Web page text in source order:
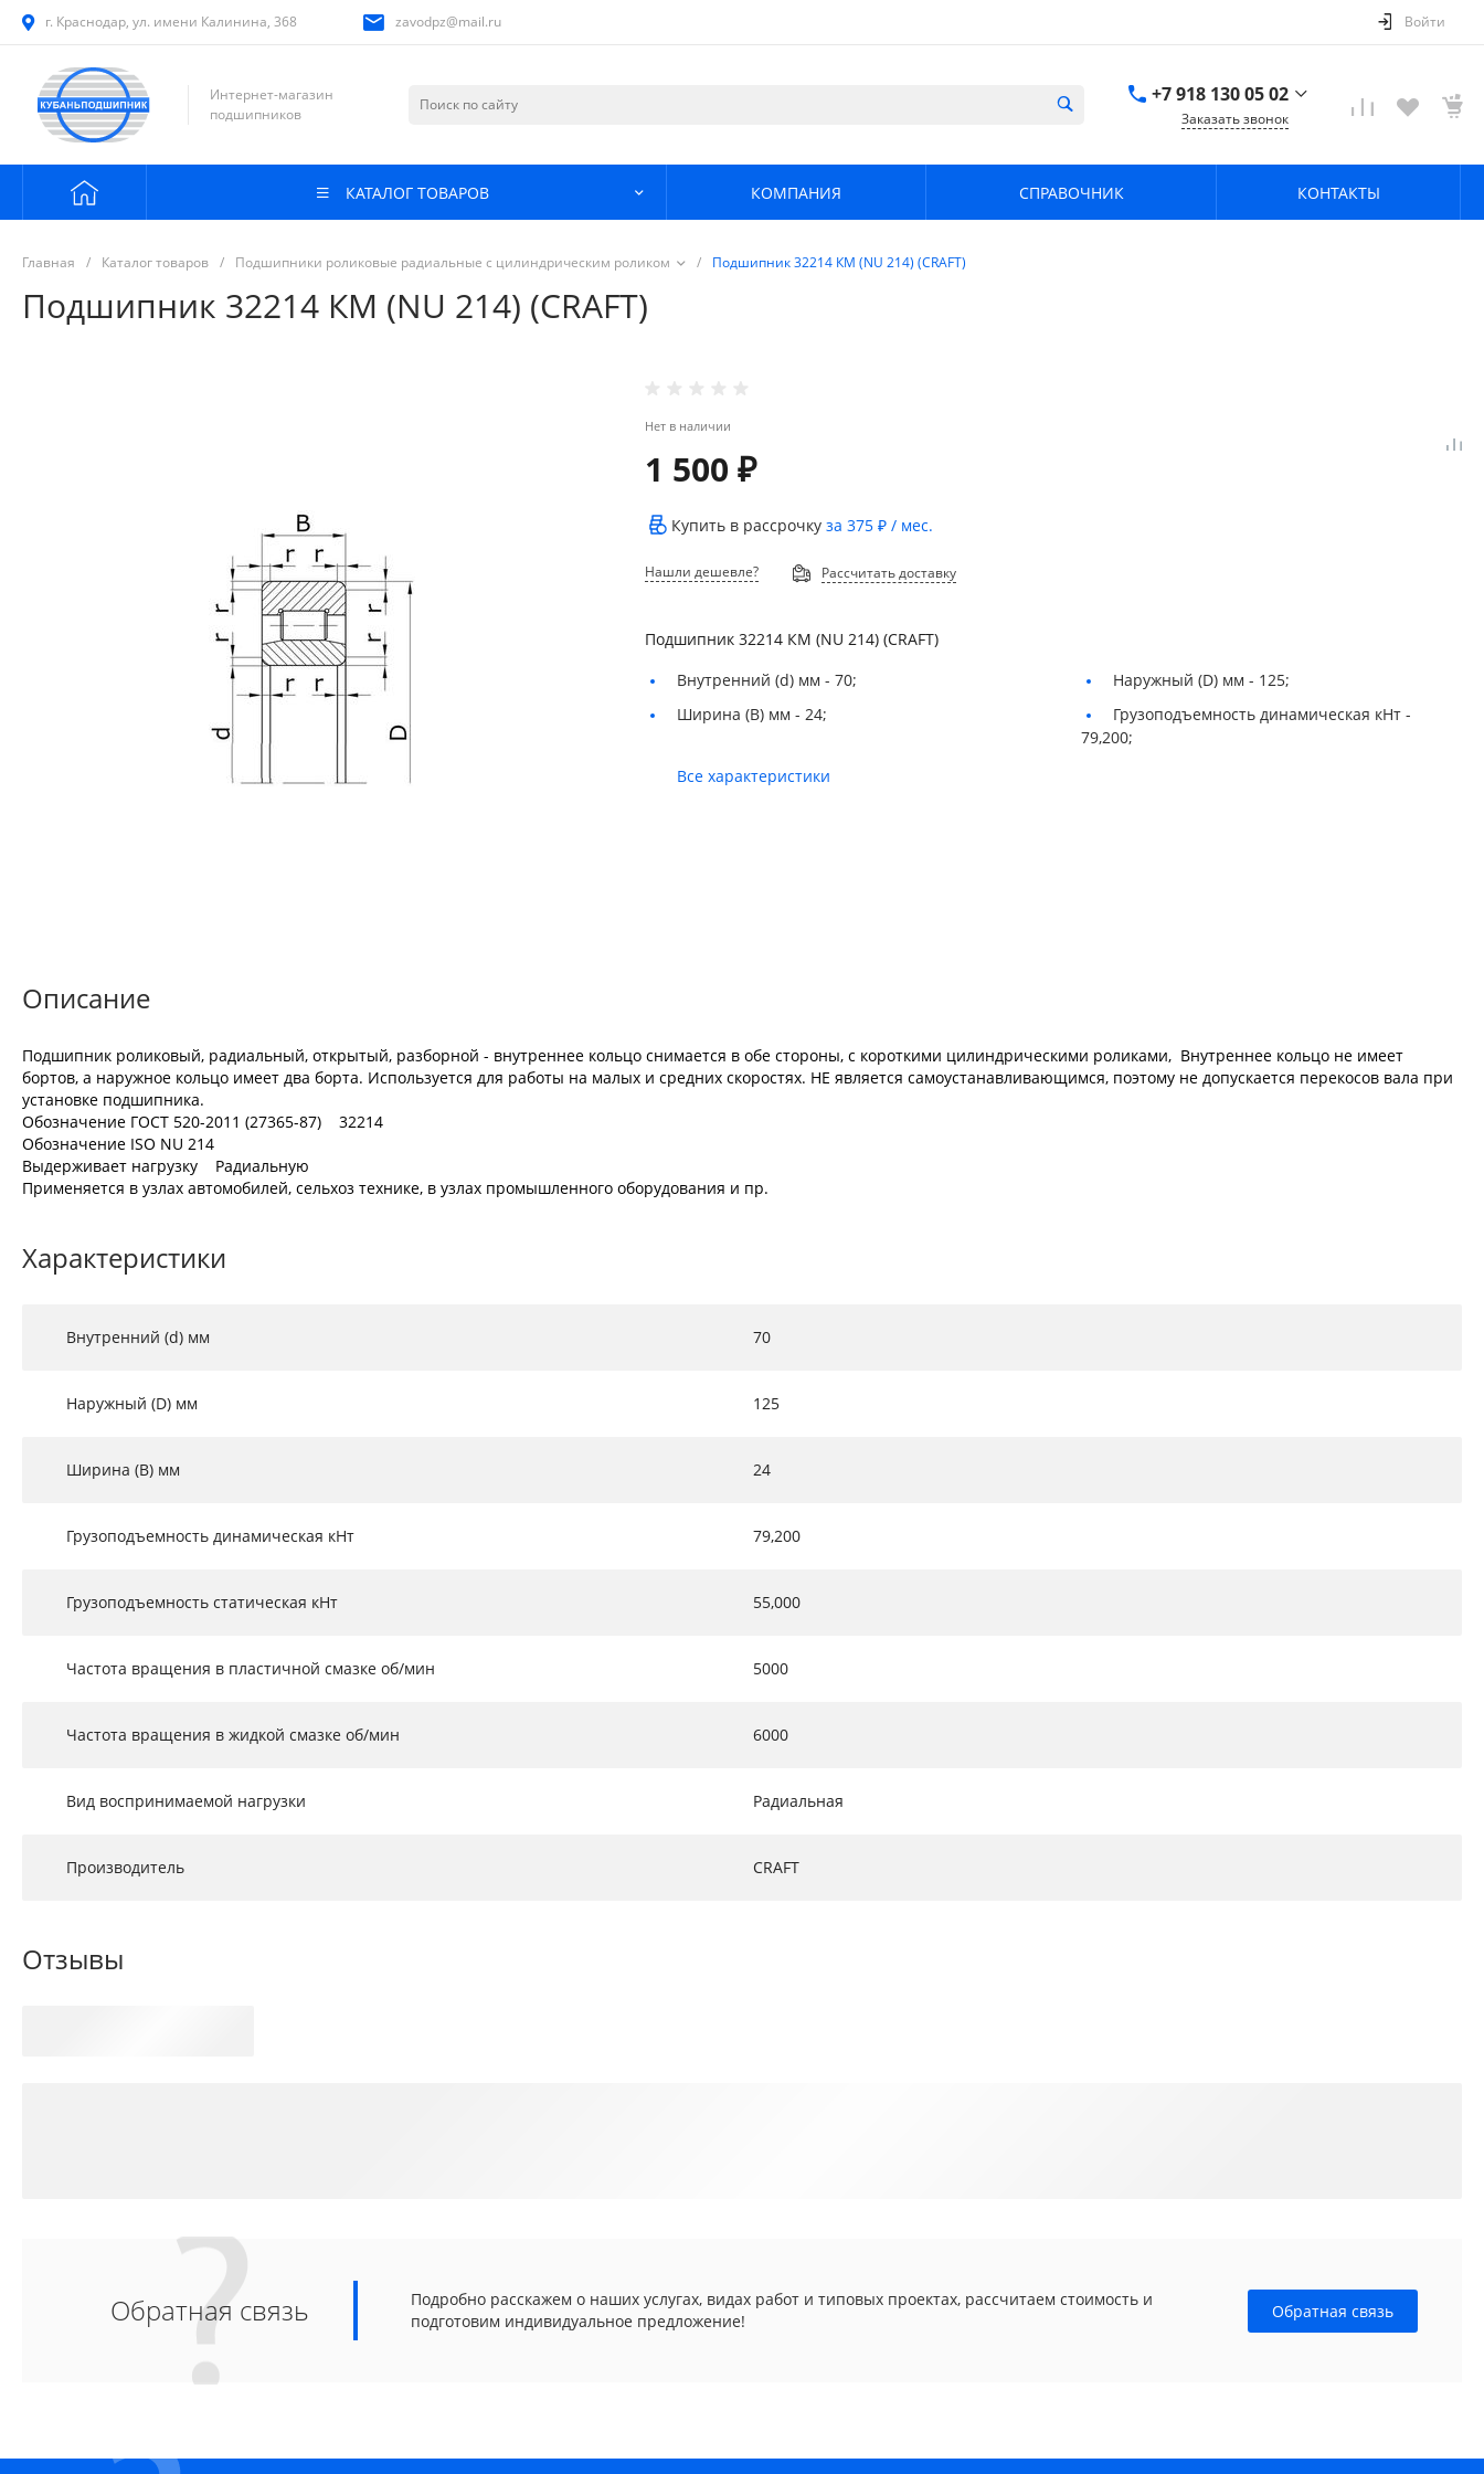
г. Краснодар, ул. имени Калинина, 368 zavodpz@mail.ru Войти
Интернет-магазин
подшипников
+7 918 130 05 02
Заказать звонок
КАТАЛОГ ТОВАРОВ КОМПАНИЯ СПРАВОЧНИК КОНТАКТЫ
Главная / Каталог товаров / Подшипники роликовые радиальные с цилиндрическим роликом / Подшипник 32214 КМ (NU 214) (CRAFT)
Подшипник 32214 КМ (NU 214) (CRAFT)
Нет в наличии
1 500 ₽
Купить в рассрочкуза375 ₽ / мес.
Нашли дешевле? Рассчитать доставку
Подшипник 32214 КМ (NU 214) (CRAFT)
Внутренний (d) мм -70; Наружный (D) мм - 125;
Ширина (B) мм - 24;
Грузоподъемность динамическая кНт -
79,200;
Все характеристики
Описание
Подшипник роликовый, радиальный, открытый, разборной - внутреннее кольцо снимается в обе стороны, с короткими цилиндрическими роликами, Внутреннее кольцо не имеет
бортов, а наружное кольцо имеет два борта. Используется для работы на малых и средних скоростях. НЕ является самоустанавливающимся, поэтому не допускается перекосов вала при
установке подшипника.
Обозначение ГОСТ 520-2011 (27365-87) 32214
Обозначение ISO NU 214
Выдерживает нагрузку Радиальную
Применяется в узлах автомобилей, сельхоз технике, в узлах промышленного оборудования и пр.
Характеристики
Внутренний (d) мм 70
Наружный (D) мм 125
Ширина (B) мм 24
Грузоподъемность динамическая кНт 79,200
Грузоподъемность статическая кНт 55,000
Частота вращения в пластичной смазке об/мин 5000
Частота вращения в жидкой смазке об/мин 6000
Вид воспринимаемой нагрузки Радиальная
Производитель CRAFT
Отзывы
Обратная связь
Подробно расскажем о наших услугах, видах работ и типовых проектах, рассчитаем стоимость и
подготовим индивидуальное предложение!
Обратная связь